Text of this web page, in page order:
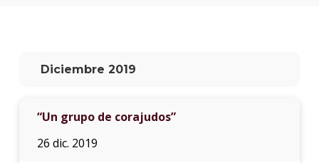
Diciembre 2019
“Un grupo de corajudos”
26 dic. 2019